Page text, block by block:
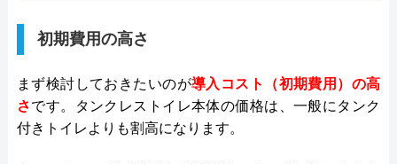
初期費用の高さ
まず検討しておきたいのが導入コスト（初期費用）の高
さです。タンクレストイレ本体の価格は、一般にタンク
付きトイレよりも割高になります。